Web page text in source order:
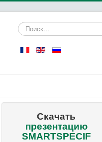
Искать...
Скачать
презентацию
SMARTSPECIF